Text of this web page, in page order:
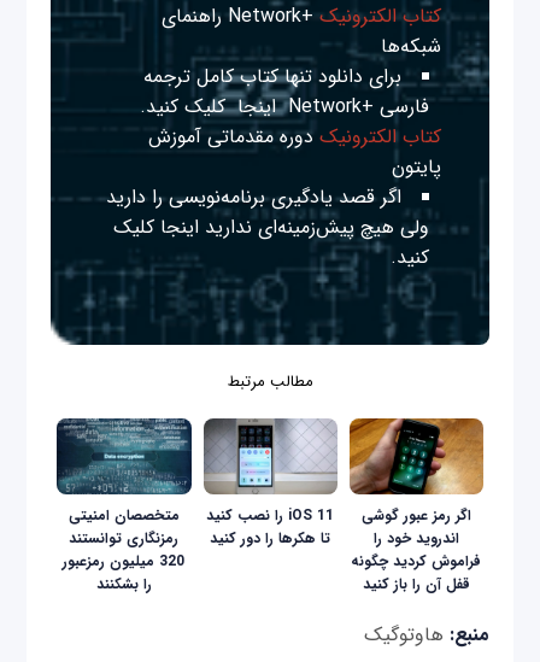
کتاب الکترونیک
+Network راهنمای
شبکه‌ها
برای دانلود تنها کتاب کامل ترجمه
فارسی +Network
اینجا کلیک کنید.
کتاب الکترونیک دوره مقدماتی آموزش
پایتون
اگر قصد یادگیری برنامه‌نویسی را دارید
ولی هیچ پیش‌زمینه‌ای نداریداینجا کلیک
کنید.
مطالب مرتبط
اگر رمز عبور گوشی
اندروید خود را
فراموش کردید چگونه
قفل آن را باز کنید
iOS 11 را نصب کنید
تا هکرها را دور کنید
متخصصان امنیتی
رمزنگاری توانستند
320 میلیون رمزعبور
را بشکنند
منبع: هاوتوگیک